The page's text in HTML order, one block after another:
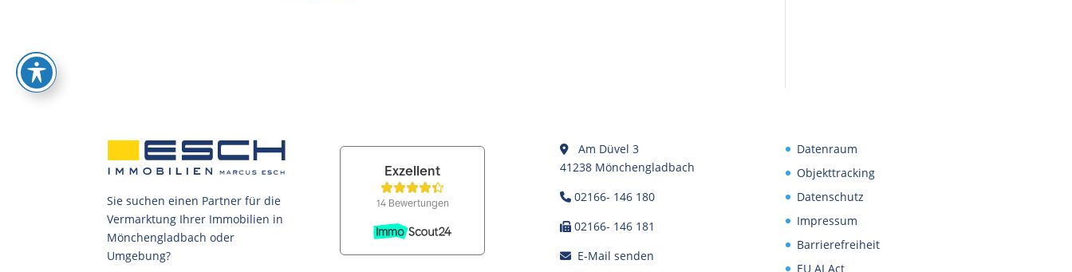
Sie suchen einen Partner für die
Vermarktung Ihrer Immobilien in
Mönchengladbach oder
Umgebung?
Am Düvel 3
41238 Mönchengladbach
02166- 146 180
02166- 146 181
E-Mail senden
Datenraum
Objekttracking
Datenschutz
Impressum
Barrierefreiheit
EU AI Act